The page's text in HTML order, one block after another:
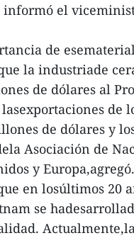
informó el
de
la industriade
de dólares al
de
de dólares y
Asociación de
y Europa,agregó.
en losúltimos 20
se